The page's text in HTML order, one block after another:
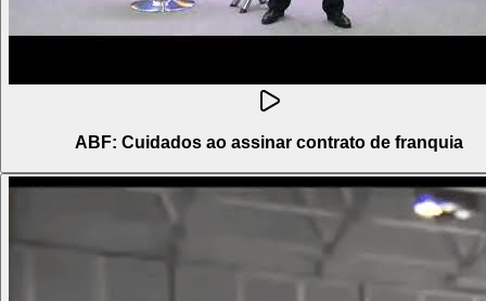
ABF: Cuidados ao assinar contrato de franquia